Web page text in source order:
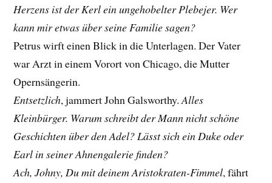
Herzens ist der Kerl ein ungehobelter Plebejer. Wer
kann mir etwas über seine Familie sagen?
Petrus wirft einen Blick in die Unterlagen. Der Vater
war Arzt in einem Vorort von Chicago, die Mutter
Opernsängerin.
Entsetzlich, jammert John Galsworthy.Alles
Kleinbürger. Warum schreibt der Mann nicht schöne
Geschichten über den Adel? Lässt sich ein Duke oder
Earl in seiner Ahnengalerie finden?
Ach, Johny, Du mit deinem Aristokraten-Fimmel, fährt